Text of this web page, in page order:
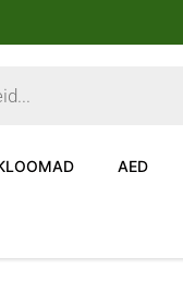
AED